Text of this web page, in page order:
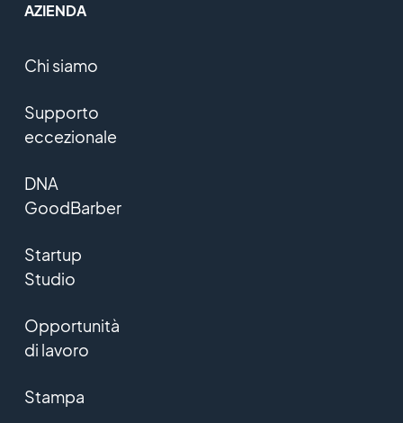
AZIENDA
Chi siamo
Supporto
eccezionale
DNA
GoodBarber
Startup
Studio
Opportunità
di lavoro
Stampa